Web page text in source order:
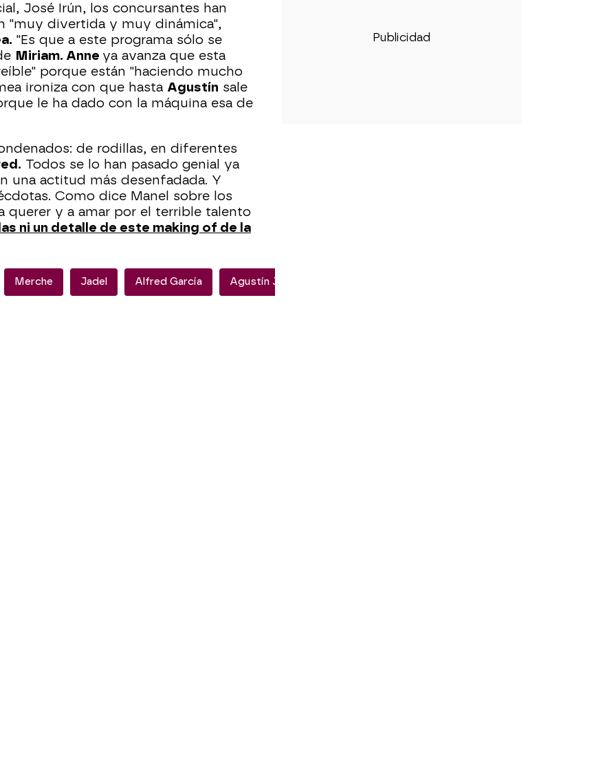
José Irún, los concursantes han
"muy divertida y muy dinámica",
"Es que a este programa sólo se
Miriam. Anne ya avanza que esta
porque están "haciendo mucho
ironiza con que hasta Agustín sale
le ha dado con la máquina esa de
de rodillas, en diferentes
Todos se lo han pasado genial ya
una actitud más desenfadada. Y
Como dice Manel sobre los
querer y a amar por el terrible talento
ni un detalle de este making of de la
Merche Jadel Alfred García Agustín Jiménez